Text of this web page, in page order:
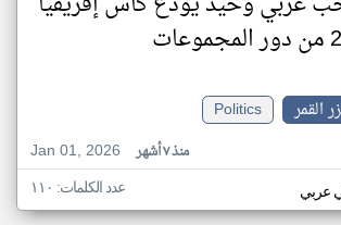
القمر
Politics
Jan 01, 2026
منذ ٧ أشهر
عربي عدد الكلمات: ١١٠